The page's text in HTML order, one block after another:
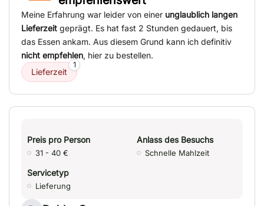
Meine Erfahrung war leider von einer unglaublich langen
Lieferzeit geprägt. Es hat fast 2 Stunden gedauert, bis
das Essen ankam. Aus diesem Grund kann ich definitiv
nicht empfehlen, hier zu bestellen.
Lieferzeit
1
Preis pro Person
31 - 40 €
Anlass des Besuchs
Schnelle Mahlzeit
Servicetyp
Lieferung